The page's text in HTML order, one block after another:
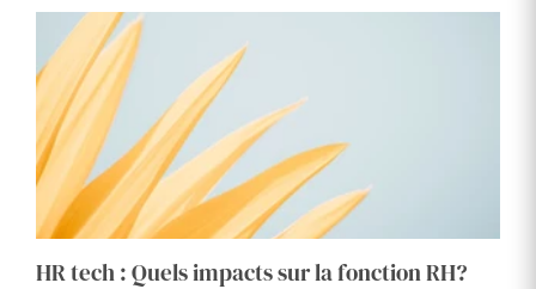
HR tech : Quels impacts sur la fonction RH?